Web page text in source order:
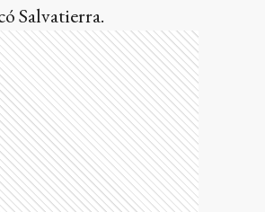
Salvatierra.